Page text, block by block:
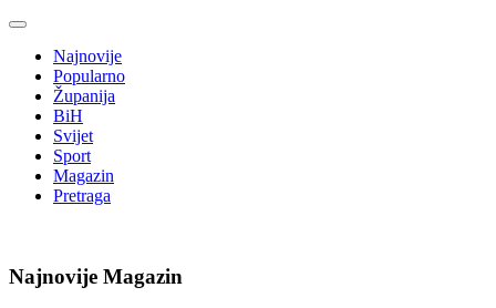
Najnovije
Popularno
Županija
BiH
Svijet
Sport
Magazin
Pretraga
Najnovije Magazin